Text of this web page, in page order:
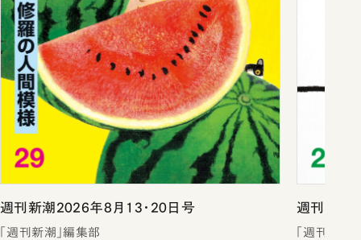
週刊新潮2026年8月13・20日号
「週刊新潮」編集部
週刊新潮
「週刊新潮